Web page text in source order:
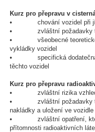
Kurz pro přepravu v
• chování vozidel při
• zvláštní požadavky
• všeobecné teoretické
vykládky vozidel
• specifická dodatečná
těchto vozidel
Kurz pro přepravu
• zvláštní rizika
• zvláštní požadavky
nakládky a uložení ve vozidle
• zvláštní opatření, která
přítomnosti radioaktivních